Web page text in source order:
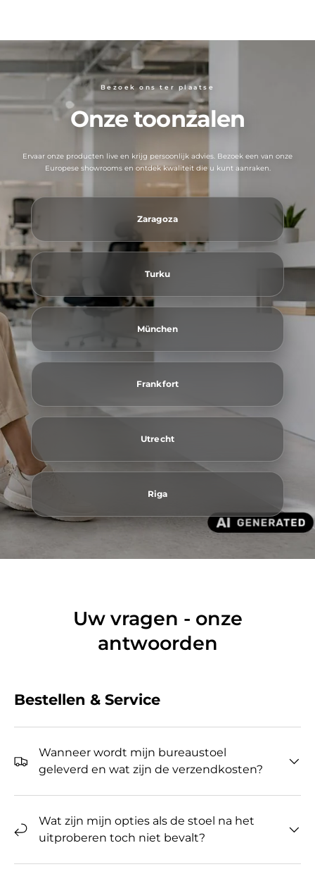
Bezoek ons ​​ter plaatse
Onze toonzalen
Ervaar onze producten live en krijg persoonlijk advies. Bezoek een van onze
Europese showrooms en ontdek kwaliteit die u kunt aanraken.
Zaragoza
Turku
München
Frankfort
Utrecht
Riga
Uw vragen - onze
antwoorden
Bestellen & Service
Wanneer wordt mijn bureaustoel
geleverd en wat zijn de verzendkosten?
Wat zijn mijn opties als de stoel na het
uitproberen toch niet bevalt?